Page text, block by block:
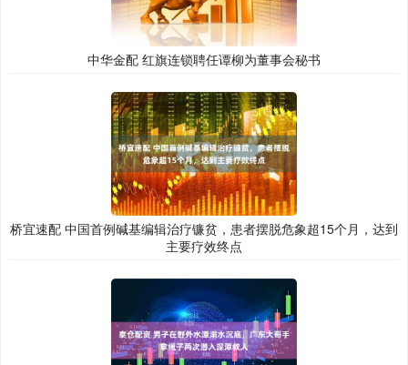
中华金配 红旗连锁聘任谭柳为董事会秘书
桥宜速配 中国首例碱基编辑治疗镰贫，患者摆脱危象超15个月，达到
主要疗效终点